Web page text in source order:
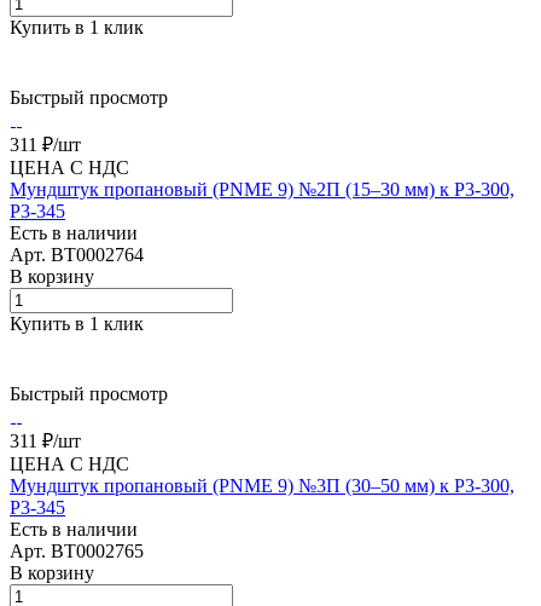
Купить в 1 клик
Быстрый просмотр
311 ₽/шт
ЦЕНА С НДС
Мундштук пропановый (PNME 9) №2П (15–30 мм) к Р3-300,
Р3-345
Есть в наличии
Арт. BT0002764
В корзину
Купить в 1 клик
Быстрый просмотр
311 ₽/шт
ЦЕНА С НДС
Мундштук пропановый (PNME 9) №3П (30–50 мм) к Р3-300,
Р3-345
Есть в наличии
Арт. BT0002765
В корзину